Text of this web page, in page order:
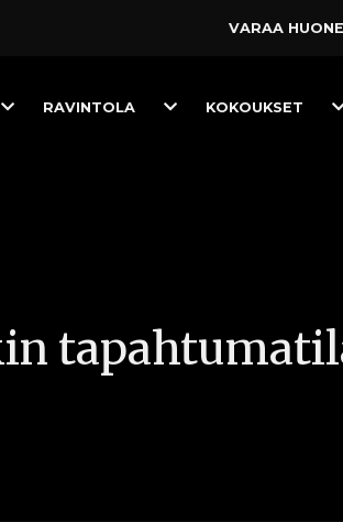
VARAA HUONE
ToggleRAVINTOLA
ToggleKOKOUKSET